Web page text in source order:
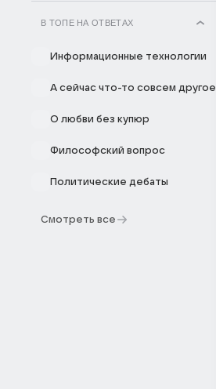
В ТОПЕ НА ОТВЕТАХ
Информационные технологии
А сейчас что-то совсем другое
О любви без купюр
Философский вопрос
Политические дебаты
Смотреть все